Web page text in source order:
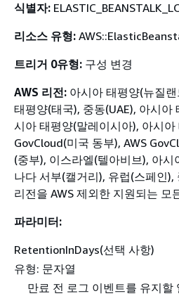
식별자:
리소스 유형:
트리거 0유형: 구성 변경
AWS 리전: 아시아 태평양(뉴질
태평양(태국), 중동(UAE), 아시
시아 태평양(말레이시아), 아시아
GovCloud(미국 동부), AWS
(중부), 이스라엘(텔아비브), 아시
나다 서부(캘거리), 유럽(스페인
리전을 AWS 제외한 지원되는 모
파라미터:
RetentionInDays(선택 사항)
유형: 문자열
만료 전 로그 이벤트를 유지할